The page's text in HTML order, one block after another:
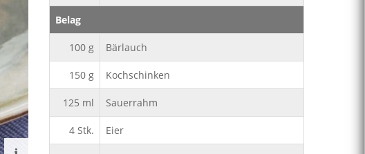
Belag
100 g Bärlauch
150 g Kochschinken
125 ml Sauerrahm
4 Stk. Eier